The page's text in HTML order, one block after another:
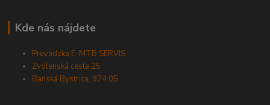
Kde nás nájdete
Prevádzka E-MTB SERVIS
Zvolenská cesta 25
Banská Bystrica, 974 05